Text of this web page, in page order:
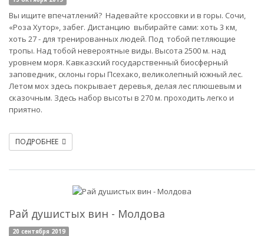
Вы ищите впечатлений? Надевайте кроссовки и в горы. Сочи,
«Роза Хутор», забег. Дистанцию выбирайте сами: хоть 3 км,
хоть 27 - для тренированных людей. Под тобой петляющие
тропы. Над тобой невероятные виды. Высота 2500 м. над
уровнем моря. Кавказский государственный биосферный
заповедник, склоны горы Псехако, великолепный южный лес.
Летом мох здесь покрывает деревья, делая лес плюшевым и
сказочным. Здесь набор высоты в 270 м. проходить легко и
приятно.
ПОДРОБНЕЕ
Рай душистых вин - Молдова
20 сентября 2019